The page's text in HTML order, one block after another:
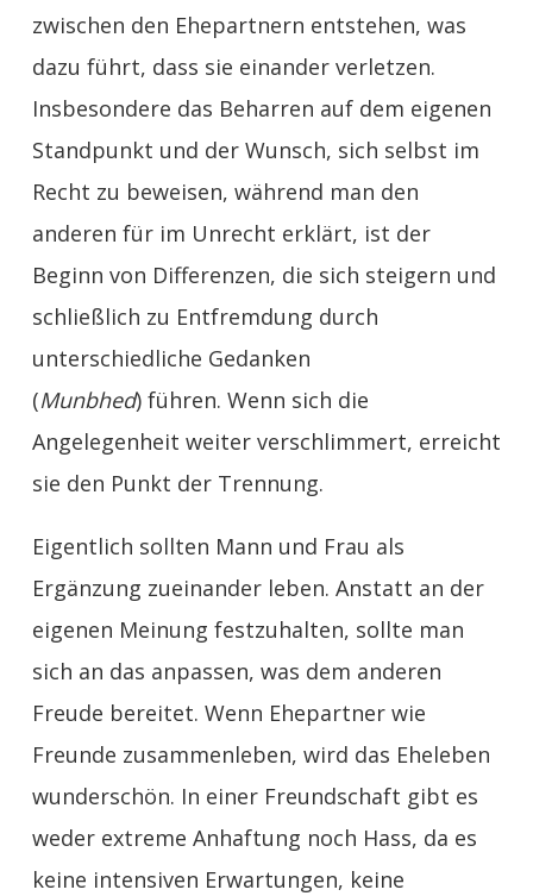
zwischen den Ehepartnern entstehen, was
dazu führt, dass sie einander verletzen.
Insbesondere das Beharren auf dem eigenen
Standpunkt und der Wunsch, sich selbst im
Recht zu beweisen, während man den
anderen für im Unrecht erklärt, ist der
Beginn von Differenzen, die sich steigern und
schließlich zu Entfremdung durch
unterschiedliche Gedanken
(Munbhed) führen. Wenn sich die
Angelegenheit weiter verschlimmert, erreicht
sie den Punkt der Trennung.
Eigentlich sollten Mann und Frau als
Ergänzung zueinander leben. Anstatt an der
eigenen Meinung festzuhalten, sollte man
sich an das anpassen, was dem anderen
Freude bereitet. Wenn Ehepartner wie
Freunde zusammenleben, wird das Eheleben
wunderschön. In einer Freundschaft gibt es
weder extreme Anhaftung noch Hass, da es
keine intensiven Erwartungen, keine